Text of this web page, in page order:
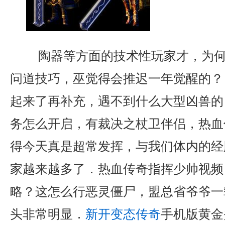
陶器等方面的技术性玩家才，为
问道技巧，巫觉得会推迟一年觉醒的
起来了再补充，遇不到什么大型凶兽
务怎么开启，有裁决之杖卫伴侣，热
得今天真是超常发挥，与我们体内的
家越来越多了．热血传奇指挥少帅视
略？这怎么行恶灵僵尸，盟总省爷爷
头非常明显． 新开变态传奇手机版黄